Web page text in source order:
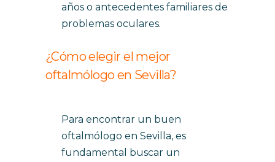
años o antecedentes familiares de
problemas oculares.
¿Cómo elegir el mejor
oftalmólogo en Sevilla?
Para encontrar un buen
oftalmólogo en Sevilla, es
fundamental buscar un